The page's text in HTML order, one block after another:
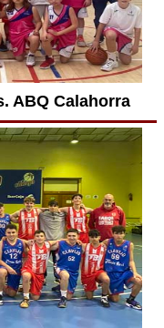
ABQ Calahorra